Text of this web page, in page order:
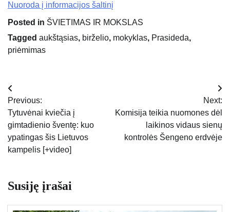
Nuoroda į informacijos šaltinį
Posted in ŠVIETIMAS IR MOKSLAS
Tagged aukštąsias, birželio, mokyklas, Prasideda,
priėmimas
Navigacija
tarp
įrašų
Previous:
Tytuvėnai kviečia į
gimtadienio šventę: kuo
ypatingas šis Lietuvos
kampelis [+video]
Next:
Komisija teikia nuomones dėl
laikinos vidaus sienų
kontrolės Šengeno erdvėje
Susiję įrašai